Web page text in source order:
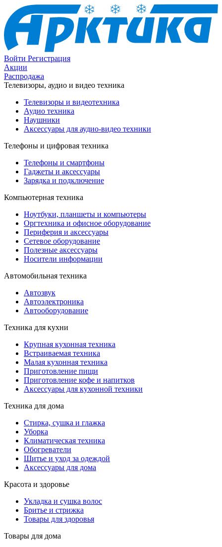
Войти Регистрация
Акции
Распродажа
Телевизоры, аудио и видео техника
Телевизоры и видеотехника
Аудио техника
Наушники
Аксессуары для аудио-видео техники
Телефоны и цифровая техника
Телефоны и смартфоны
Гаджеты и аксессуары
Зарядка и подключение
Компьютерная техника
Ноутбуки, планшеты и компьютеры
Оргтехника и офисное оборудование
Периферия и аксессуары
Cетевое оборудование
Полезные аксессуары
Носители информации
Автомобильная техника
Автозвук
Автоэлектроника
Автооборудование
Техника для кухни
Крупная кухонная техника
Встраиваемая техника
Малая кухонная техника
Приготовление пищи
Приготовление кофе и напитков
Аксессуары для кухонной техники
Техника для дома
Стирка, сушка и глажка
Уборка
Климатическая техника
Обогреватели
Шитье и уход за одеждой
Аксессуары для дома
Красота и здоровье
Укладка и сушка волос
Бритье и стрижка
Товары для здоровья
Товары для дома